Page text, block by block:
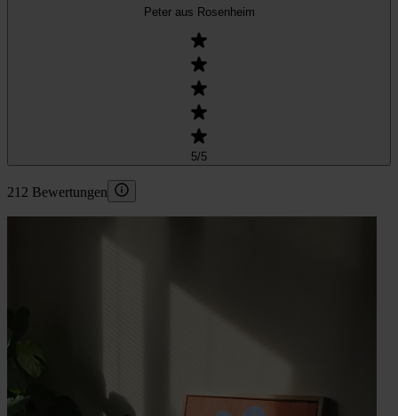
Peter aus Rosenheim
5/5
212 Bewertungen